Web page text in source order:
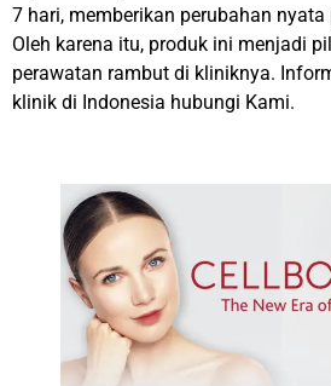
7 hari, memberikan perubahan
Oleh karena itu, produk ini menjadi
perawatan rambut di kliniknya.
klinik di Indonesia hubungi Kami.